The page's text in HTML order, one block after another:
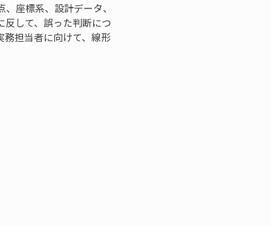
座標系、設計データ、
して、誤った判断につ
担当者に向けて、線形